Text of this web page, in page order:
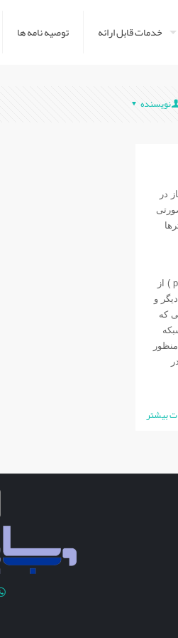
خدمات قابل ارائه توصیه نامه ها
نویسنده
در
) از
و
که
بیشتر